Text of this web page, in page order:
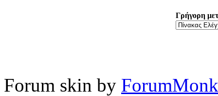
Γρήγορη
Forum skin by